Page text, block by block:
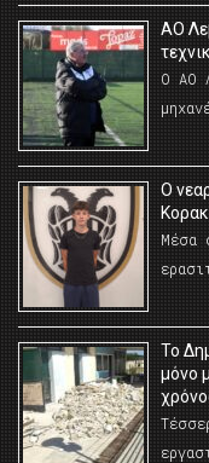
ΑΟ
Ο ΑΟ
O
Μέσα
Το
μόνο